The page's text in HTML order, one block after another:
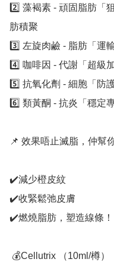
2️⃣ 藻褐素 - 頑固脂肪「
肪積聚
3️⃣ 左旋肉鹼 - 脂肪「運
4️⃣ 咖啡因 - 代謝「超級
5️⃣ 抗氧化劑 - 細胞「防
6️⃣ 類黃酮 - 抗炎「穩定
📌 效果唔止滅脂，仲幫
✔️減少橙皮紋
✔️收緊鬆弛皮膚
✔️燃燒脂肪，塑造線條！